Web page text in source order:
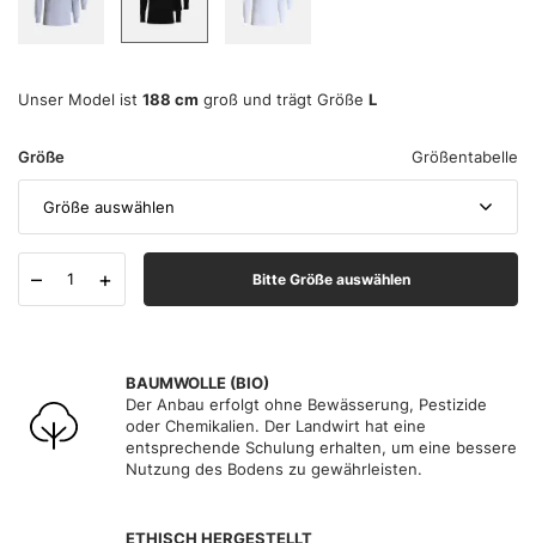
Unser Model ist 188 cm groß und trägt Größe L
Größe Größentabelle
Größe auswählen
– + Bitte Größe auswählen
BAUMWOLLE (BIO)
Der Anbau erfolgt ohne Bewässerung, Pestizide
oder Chemikalien. Der Landwirt hat eine
entsprechende Schulung erhalten, um eine bessere
Nutzung des Bodens zu gewährleisten.
ETHISCH HERGESTELLT